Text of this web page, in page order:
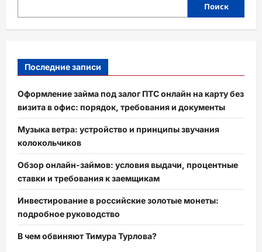
Поиск
Последние записи
Оформление займа под залог ПТС онлайн на карту без
визита в офис: порядок, требования и документы
Музыка ветра: устройство и принципы звучания
колокольчиков
Обзор онлайн-займов: условия выдачи, процентные
ставки и требования к заемщикам
Инвестирование в российские золотые монеты:
подробное руководство
В чем обвиняют Тимура Турлова?